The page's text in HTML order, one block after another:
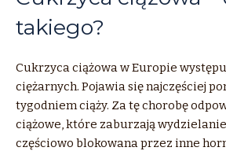
takiego?
Cukrzyca ciążowa w Europie
ciężarnych. Pojawia się najczęściej
tygodniem ciąży. Za tę chorobę
ciążowe, które zaburzają
częściowo blokowana przez inne